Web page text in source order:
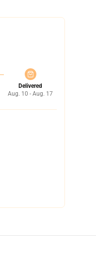
Delivered
Aug. 10 - Aug. 17